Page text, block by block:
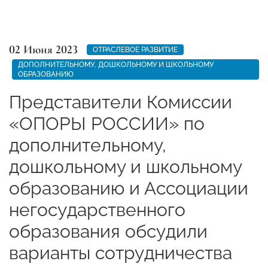
02 Июня 2023
ОТРАСЛЕВОЕ РАЗВИТИЕ
ДОПОЛНИТЕЛЬНОМУ, ДОШКОЛЬНОМУ И ШКОЛЬНОМУ
ОБРАЗОВАНИЮ
Представители Комиссии
«ОПОРЫ РОССИИ» по
дополнительному,
дошкольному и школьному
образованию и Ассоциации
негосударственного
образования обсудили
варианты сотрудничества